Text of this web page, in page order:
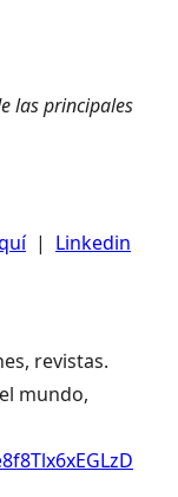
las principales
| Linkedin
revistas.
mundo,